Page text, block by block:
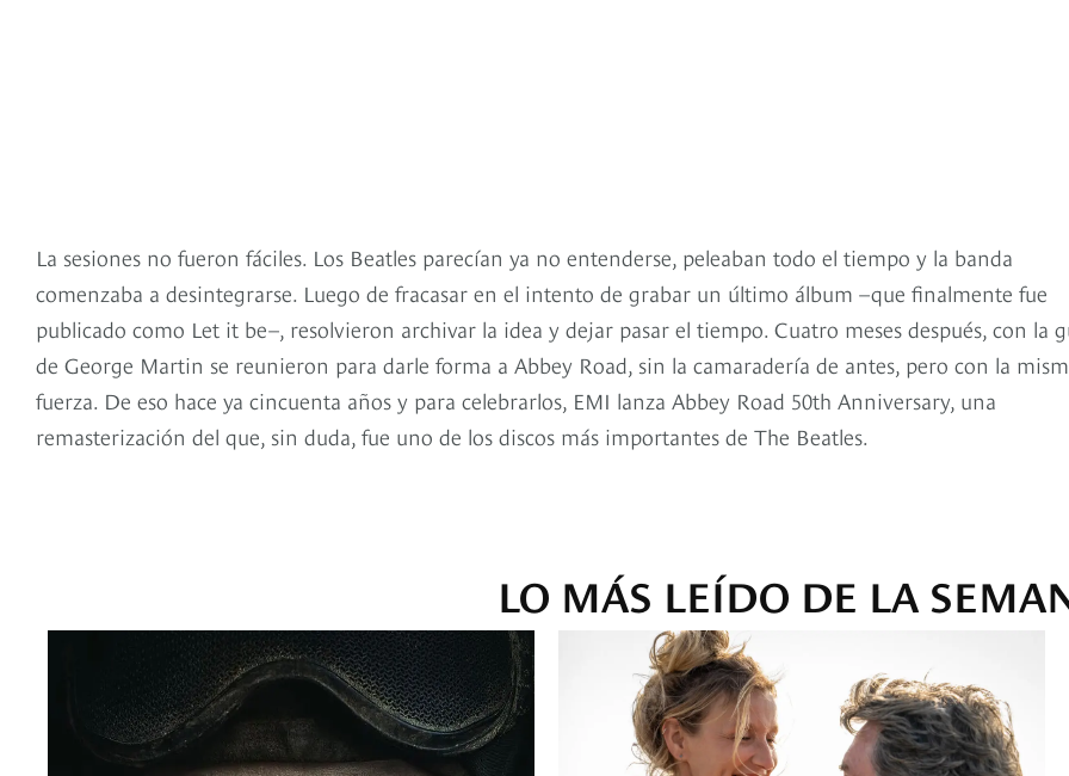
La sesiones no fueron fáciles. Los Beatles parecían ya no entenderse, peleaban todo el tiempo y la banda
comenzaba a desintegrarse. Luego de fracasar en el intento de grabar un último álbum –que finalmente fue
publicado como Let it be–, resolvieron archivar la idea y dejar pasar el tiempo. Cuatro meses después, con la
de George Martin se reunieron para darle forma a Abbey Road, sin la camaradería de antes, pero con la
fuerza. De eso hace ya cincuenta años y para celebrarlos, EMI lanza Abbey Road 50th Anniversary, una
remasterización del que, sin duda, fue uno de los discos más importantes de The Beatles.
LO MÁS LEÍDO DE LA